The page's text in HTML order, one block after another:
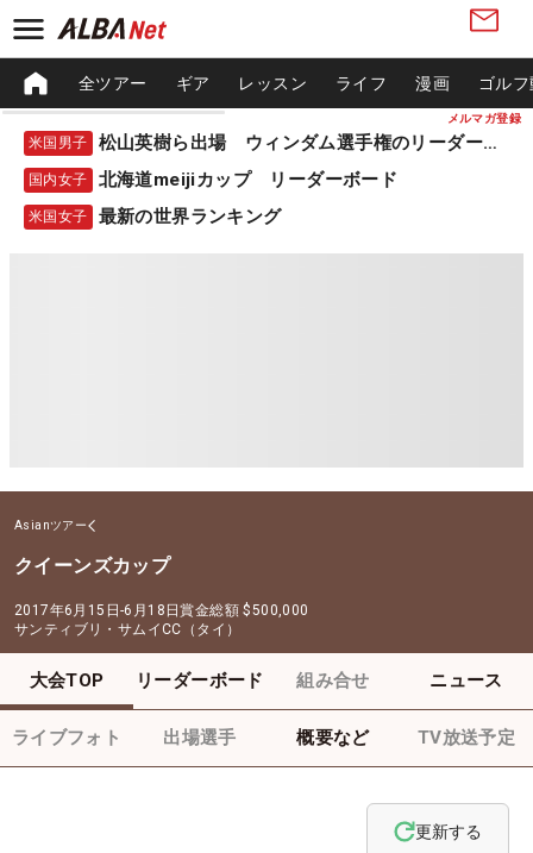
メルマガ登録
全ツアー ギア レッスン ライフ 漫画 ゴル
米国男子 松山英樹ら出場 ウィンダム選手権のリーダーボード
国内女子 北海道meijiカップ リーダーボード
米国女子 最新の世界ランキング
Asianツアー
クイーンズカップ
2017年6月15日-6月18日賞金総額 $500,000
サンティブリ・サムイCC（タイ）
大会TOP リーダーボード 組み合せ ニュース
ライブフォト 出場選手 概要など TV放送予定
更新する